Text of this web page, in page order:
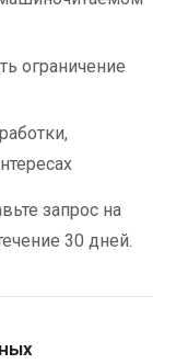
ограничение
запрос на
30 дней.